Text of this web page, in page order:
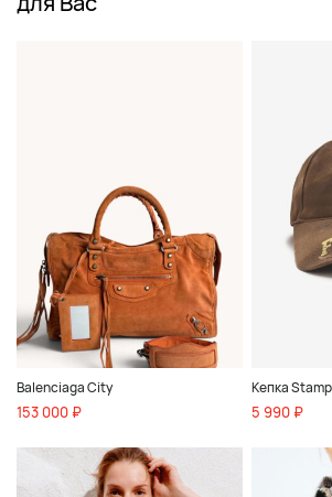
Balenciaga City
153 000 ₽
Кепка
5 990 ₽